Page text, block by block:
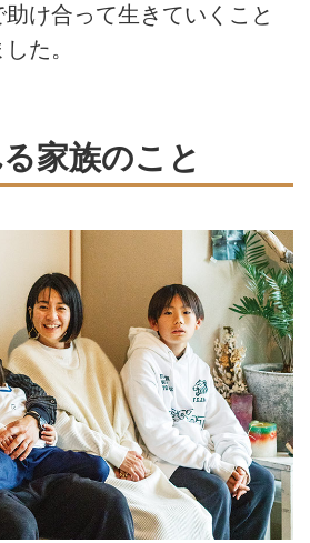
福岡の喫茶店「サウンズフード
サウンズグッド」の店主、まさこ
ています。本記事では、ALSの発
症から、暗闇の先にたどりついた
活』2025年6月号掲載）
け合って生きていくこと
た。
家族のこと